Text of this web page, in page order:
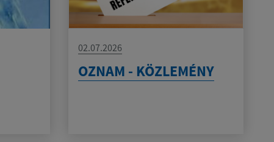
02.07.2026
OZNAM - KÖZLEMÉNY